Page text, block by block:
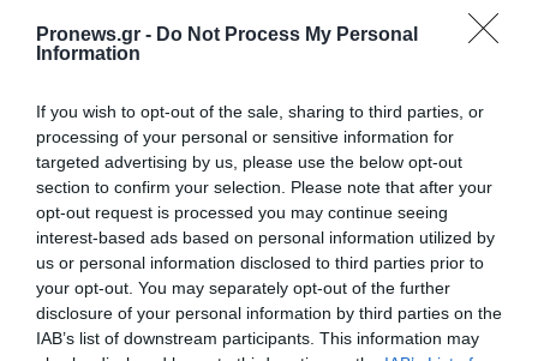
Pronews.gr - Do Not Process My Personal
Information
If you wish to opt-out of the sale, sharing to third parties, or
processing of your personal or sensitive information for
targeted advertising by us, please use the below opt-out
section to confirm your selection. Please note that after your
opt-out request is processed you may continue seeing
interest-based ads based on personal information utilized by
us or personal information disclosed to third parties prior to
your opt-out. You may separately opt-out of the further
disclosure of your personal information by third parties on the
IAB’s list of downstream participants. This information may
PRONEWS.GR /CELEBRITIES
πρέπει να έχω φάει Θεούλη μου»
(βίντεο)
08.08.2026 | 22:02